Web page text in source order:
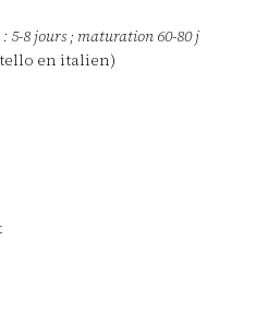
5-8 jours ; maturation 60-80 j
en italien)